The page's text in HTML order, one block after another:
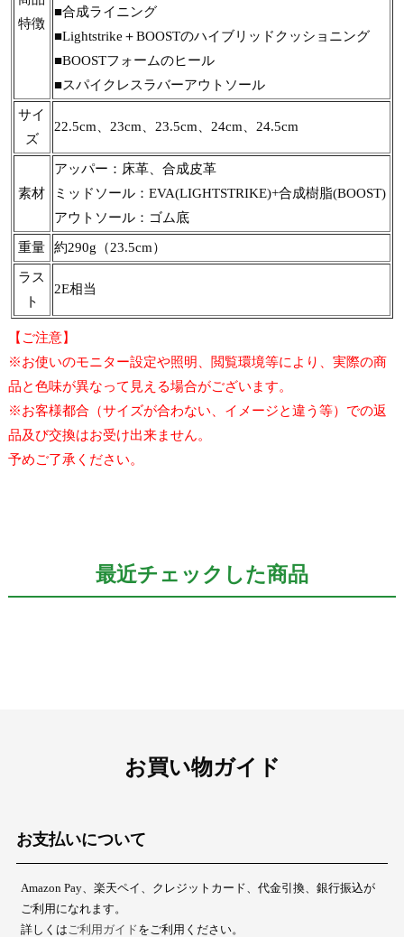
特徴
■合成ライニング
■Lightstrike＋BOOSTのハイブリッドクッショニング
■BOOSTフォームのヒール
■スパイクレスラバーアウトソール
サイ
ズ
22.5cm、23cm、23.5cm、24cm、24.5cm
素材
アッパー：床革、合成皮革
ミッドソール：EVA(LIGHTSTRIKE)+合成樹脂(BOOST)
アウトソール：ゴム底
重量 約290g（23.5cm）
ラス
ト
2E相当
【ご注意】
※お使いのモニター設定や照明、閲覧環境等により、実際の商
品と色味が異なって見える場合がございます。
※お客様都合（サイズが合わない、イメージと違う等）での返
品及び交換はお受け出来ません。
予めご了承ください。
最近チェックした商品
お買い物ガイド
お支払いについて
Amazon Pay、楽天ペイ、クレジットカード、代金引換、銀行振込が
ご利用になれます。
詳しくは ご利用ガイドをご利用ください。